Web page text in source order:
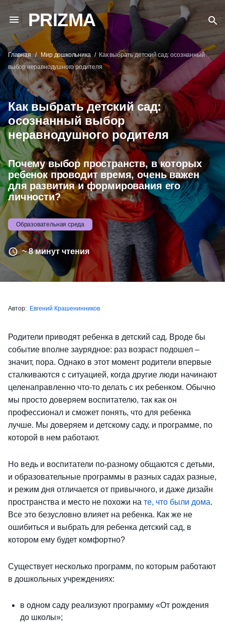
PRIZMA
Главная Мир дошкольника
Как выбрать детский сад: осознанный
выбор неравнодушного родителя
Как выбрать детский сад:
осознанный выбор
неравнодушного родителя
Почему выбор пространств, в которых
ребенок проводит время, очень важен
для развития и формирования его
личности?
Образовательная среда
~ 8 минут чтения
Автор: Евгений Крашенинников
Родители приводят ребенка в детский сад. Вроде бы
событие вполне заурядное: раз возраст подошел –
значит, пора. Однако в этот момент родители впервые
сталкиваются с ситуацией, когда другие люди начинают
целенаправленно что-то делать с их ребенком. Обычно
мы просто доверяем воспитателю, так как он
профессионал и сможет понять, что для ребенка
лучше. Мы доверяем и детскому саду, и программе, по
которой в нем работают.
Но ведь и воспитатели по-разному общаются с детьми,
и образовательные программы в разных садах разные,
и режим дня отличается от привычного, и даже дизайн
пространства и место не похожи на те, что были дома.
Все это безусловно влияет на ребенка. Как же не
ошибиться и выбрать для ребенка детский сад, в
котором ему будет комфортно?
Cуществует несколько программ, по которым работают
в дошкольных учреждениях:
в одном саду реализуют программу «От рождения
до школы»;